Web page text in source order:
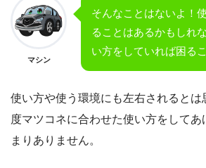
マシン
そんなことはないよ！
ることはあるかもしれ
い方をしていれば困る
使い方や使う環境にも左右されるとは
度マツコネに合わせた使い方をして
まりありません。